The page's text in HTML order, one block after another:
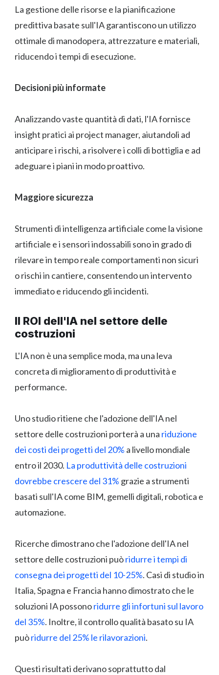
La gestione delle risorse e la pianificazione
predittiva basate sull'IA garantiscono un utilizzo
ottimale di manodopera, attrezzature e materiali,
riducendo i tempi di esecuzione.
Decisioni più informate
Analizzando vaste quantità di dati, l'IA fornisce
insight pratici ai project manager, aiutandoli ad
anticipare i rischi, a risolvere i colli di bottiglia e ad
adeguare i piani in modo proattivo.
Maggiore sicurezza
Strumenti di intelligenza artificiale come la visione
artificiale e i sensori indossabili sono in grado di
rilevare in tempo reale comportamenti non sicuri
o rischi in cantiere, consentendo un intervento
immediato e riducendo gli incidenti.
Il ROI dell'IA nel settore delle
costruzioni
L'IA non è una semplice moda, ma una leva
concreta di miglioramento di produttività e
performance.
Uno studio ritiene che l'adozione dell'IA nel
settore delle costruzioni porterà a una riduzione
dei costi dei progetti del 20% a livello mondiale
entro il 2030. La produttività delle costruzioni
dovrebbe crescere del 31% grazie a strumenti
basati sull'IA come BIM, gemelli digitali, robotica e
automazione.
Ricerche dimostrano che l'adozione dell'IA nel
settore delle costruzioni puòridurre i tempi di
consegna dei progetti del 10-25%. Casi di studio in
Italia, Spagna e Francia hanno dimostrato che le
soluzioni IA possonoridurre gli infortuni sul lavoro
del 35%. Inoltre, il controllo qualità basato su IA
puòridurre del 25% le rilavorazioni.
Questi risultati derivano soprattutto dal